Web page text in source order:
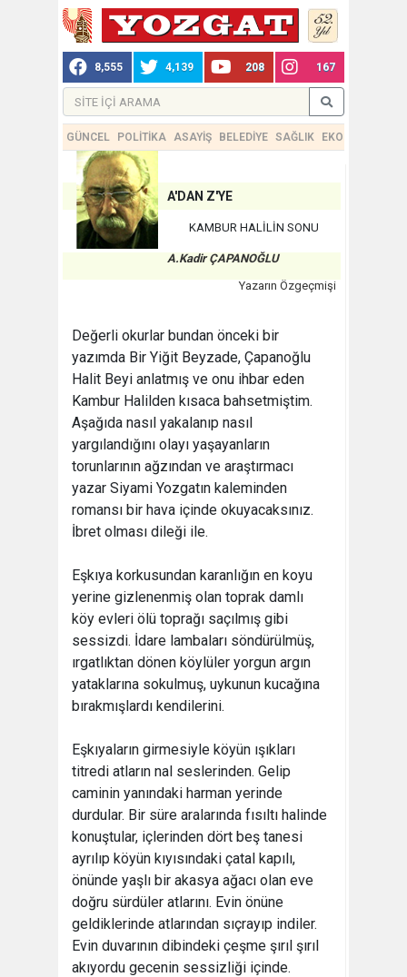
8,555 4,139 208 167
GÜNCEL POLİTİKA ASAYİŞ BELEDİYE SAĞLIK EKONOMİ
A'DAN Z'YE
KAMBUR HALİLİN SONU
A.Kadir ÇAPANOĞLU
Yazarın Özgeçmişi
Değerli okurlar bundan önceki bir
yazımda Bir Yiğit Beyzade, Çapanoğlu
Halit Beyi anlatmış ve onu ihbar eden
Kambur Halilden kısaca bahsetmiştim.
Aşağıda nasıl yakalanıp nasıl
yargılandığını olayı yaşayanların
torunlarının ağzından ve araştırmacı
yazar Siyami Yozgatın kaleminden
romansı bir hava içinde okuyacaksınız.
İbret olması dileği ile.
Eşkıya korkusundan karanlığın en koyu
yerine gizlenenmiş olan toprak damlı
köy evleri ölü toprağı saçılmış gibi
sessizdi. İdare lambaları söndürülmüş,
ırgatlıktan dönen köylüler yorgun argın
yataklarına sokulmuş, uykunun kucağına
bırakmışlardı kendilerini.
Eşkıyaların girmesiyle köyün ışıkları
titredi atların nal seslerinden. Gelip
caminin yanındaki harman yerinde
durdular. Bir süre aralarında fısıltı halinde
konuştular, içlerinden dört beş tanesi
ayrılıp köyün kıyısındaki çatal kapılı,
önünde yaşlı bir akasya ağacı olan eve
doğru sürdüler atlarını. Evin önüne
geldiklerinde atlarından sıçrayıp indiler.
Evin duvarının dibindeki çeşme şırıl şırıl
akıyordu gecenin sessizliği içinde.